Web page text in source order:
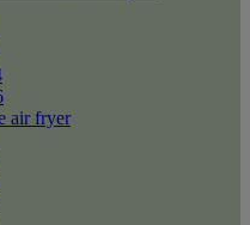
air fryer